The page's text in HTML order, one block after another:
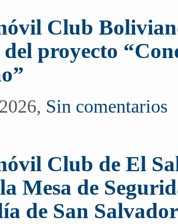
Club
proyecto
Sin comentarios
Club de El
Mesa de
de San Salvador